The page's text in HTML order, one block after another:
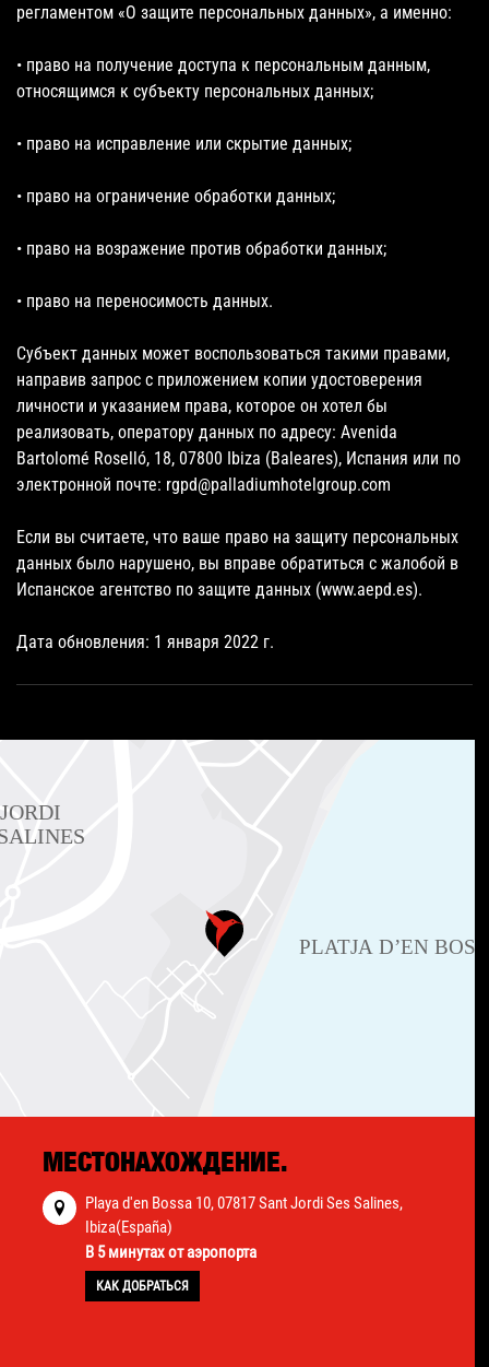
регламентом «О защите персональных данных», а именно:
• право на получение доступа к персональным данным,
относящимся к субъекту персональных данных;
• право на исправление или скрытие данных;
• право на ограничение обработки данных;
• право на возражение против обработки данных;
• право на переносимость данных.
Субъект данных может воспользоваться такими правами,
направив запрос с приложением копии удостоверения
личности и указанием права, которое он хотел бы
реализовать, оператору данных по адресу: Avenida
Bartolomé Roselló, 18, 07800 Ibiza (Baleares), Испания или по
электронной почте: rgpd@palladiumhotelgroup.com
Если вы считаете, что ваше право на защиту персональных
данных было нарушено, вы вправе обратиться с жалобой в
Испанское агентство по защите данных (www.aepd.es).
Дата обновления: 1 января 2022 г.
МЕСТОНАХОЖДЕНИЕ.
Playa d'en Bossa 10, 07817 Sant Jordi Ses Salines,
Ibiza(España)
В 5 минутах от аэропорта
КАК ДОБРАТЬСЯ